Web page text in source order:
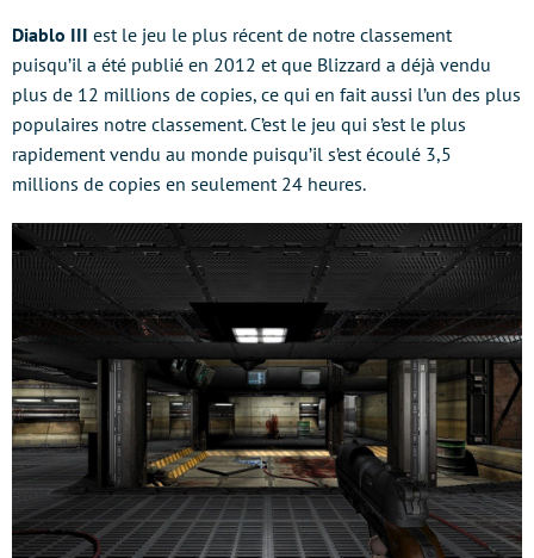
Diablo III est le jeu le plus récent de notre classement
puisqu’il a été publié en 2012 et que Blizzard a déjà vendu
plus de 12 millions de copies, ce qui en fait aussi l’un des plus
populaires notre classement. C’est le jeu qui s’est le plus
rapidement vendu au monde puisqu’il s’est écoulé 3,5
millions de copies en seulement 24 heures.